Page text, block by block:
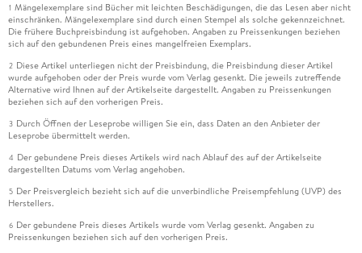
1 Mängelexemplare sind Bücher mit leichten Beschädigungen, die das Lesen aber nicht
einschränken. Mängelexemplare sind durch einen Stempel als solche gekennzeichnet.
Die frühere Buchpreisbindung ist aufgehoben. Angaben zu Preissenkungen beziehen
sich auf den gebundenen Preis eines mangelfreien Exemplars.
2 Diese Artikel unterliegen nicht der Preisbindung, die Preisbindung dieser Artikel
wurde aufgehoben oder der Preis wurde vom Verlag gesenkt. Die jeweils zutreffende
Alternative wird Ihnen auf der Artikelseite dargestellt. Angaben zu Preissenkungen
beziehen sich auf den vorherigen Preis.
3 Durch Öffnen der Leseprobe willigen Sie ein, dass Daten an den Anbieter der
Leseprobe übermittelt werden.
4 Der gebundene Preis dieses Artikels wird nach Ablauf des auf der Artikelseite
dargestellten Datums vom Verlag angehoben.
5 Der Preisvergleich bezieht sich auf die unverbindliche Preisempfehlung (UVP) des
Herstellers.
6 Der gebundene Preis dieses Artikels wurde vom Verlag gesenkt. Angaben zu
Preissenkungen beziehen sich auf den vorherigen Preis.